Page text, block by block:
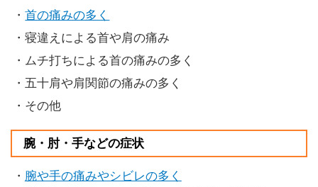
・首の痛みの多く
・寝違えによる首や肩の痛み
・ムチ打ちによる首の痛みの多く
・五十肩や肩関節の痛みの多く
・その他
腕・肘・手などの症状
・ 腕や手の痛みやシビレの多く